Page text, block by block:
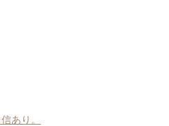
あり。